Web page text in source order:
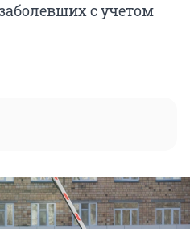
с учетом